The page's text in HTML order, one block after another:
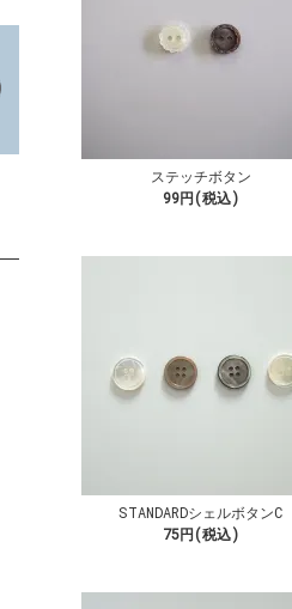
ステッチボタン
99円(税込)
STANDARDシェルボタンC
75円(税込)